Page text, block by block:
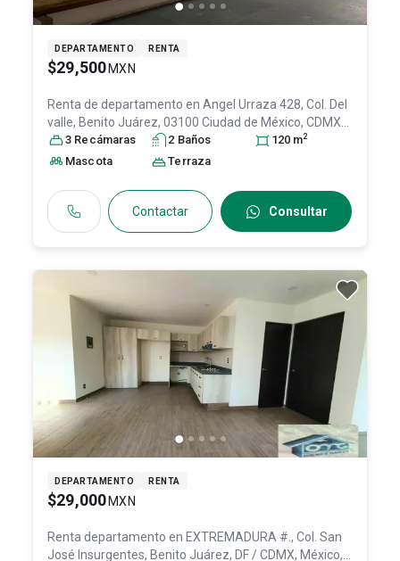
DEPARTAMENTO RENTA
$29,500 MXN
Renta de departamento en Angel Urraza 428, Col. Del
valle, Benito Juárez, 03100 Ciudad de México, CDMX
#428Int. 9, Col. Insurgentes San Borja,Benito Juárez
DF / CDMX, México , C.P. 03100
3 Recámaras 2 Baños 120 m2
Mascota Terraza
Contactar Consultar
DEPARTAMENTO RENTA
$29,000 MXN
Renta departamento en EXTREMADURA #., Col. San
José Insurgentes, Benito Juárez, DF / CDMX, México,